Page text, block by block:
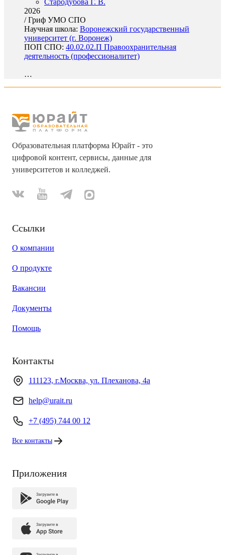
Стародубова Г. В.
2026
/Гриф УМО СПО
Научная школа: Воронежский государственный
университет (г. Воронеж)
ПОП СПО: 40.02.02.П Правоохранительная
деятельность (профессионалитет)
…
Образовательная платформа Юрайт - это
цифровой контент, сервисы, данные для
университетов и колледжей.
Ссылки
О компании
О продукте
Вакансии
Документы
Помощь
Контакты
111123, г.Москва, ул. Плеханова, 4а
help@urait.ru
+7 (495) 744 00 12
Все контакты
Приложения